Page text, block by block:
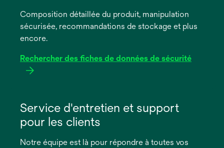
nouvel
onglet
Composition détaillée du produit, manipulation
sécurisée, recommandations de stockage et plus
encore.
Rechercher des fiches de données de sécurité
dans
nouvel
onglet
Service d'entretien et support
pour les clients
Notre équipe est là pour répondre à toutes vos